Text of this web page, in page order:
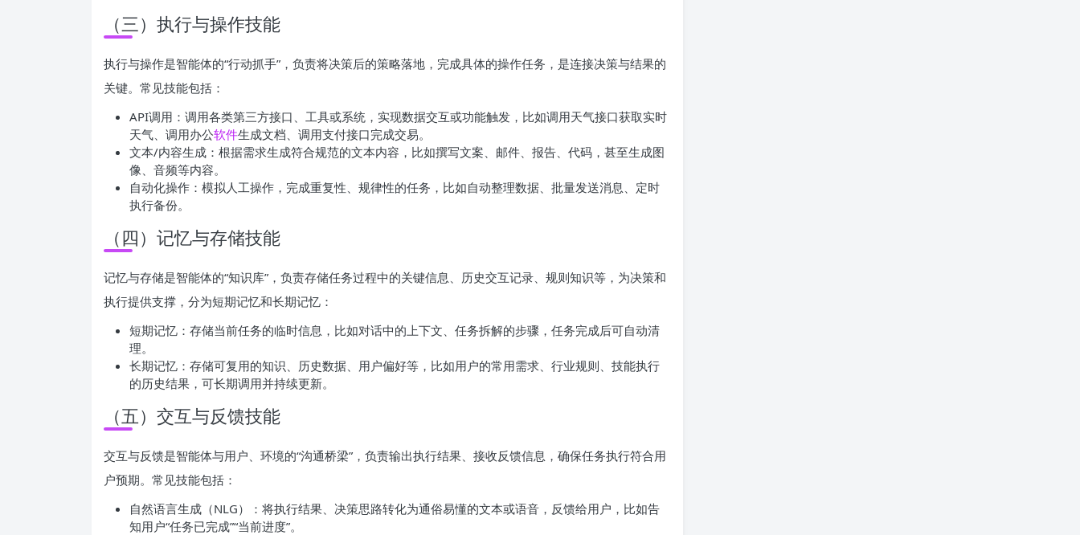
（三）执行与操作技能
执行与操作是智能体的“行动抓手”，负责将决策后的策略落地，完成具体的操作任务，是连接决策与结果的
关键。常见技能包括：
API调用：调用各类第三方接口、工具或系统，实现数据交互或功能触发，比如调用天气接口获取实时
天气、调用办公软件生成文档、调用支付接口完成交易。
文本/内容生成：根据需求生成符合规范的文本内容，比如撰写文案、邮件、报告、代码，甚至生成图
像、音频等内容。
自动化操作：模拟人工操作，完成重复性、规律性的任务，比如自动整理数据、批量发送消息、定时
执行备份。
（四）记忆与存储技能
记忆与存储是智能体的“知识库”，负责存储任务过程中的关键信息、历史交互记录、规则知识等，为决策和
执行提供支撑，分为短期记忆和长期记忆：
短期记忆：存储当前任务的临时信息，比如对话中的上下文、任务拆解的步骤，任务完成后可自动清
理。
长期记忆：存储可复用的知识、历史数据、用户偏好等，比如用户的常用需求、行业规则、技能执行
的历史结果，可长期调用并持续更新。
（五）交互与反馈技能
交互与反馈是智能体与用户、环境的“沟通桥梁”，负责输出执行结果、接收反馈信息，确保任务执行符合用
户预期。常见技能包括：
自然语言生成（NLG）：将执行结果、决策思路转化为通俗易懂的文本或语音，反馈给用户，比如告
知用户“任务已完成”“当前进度”。